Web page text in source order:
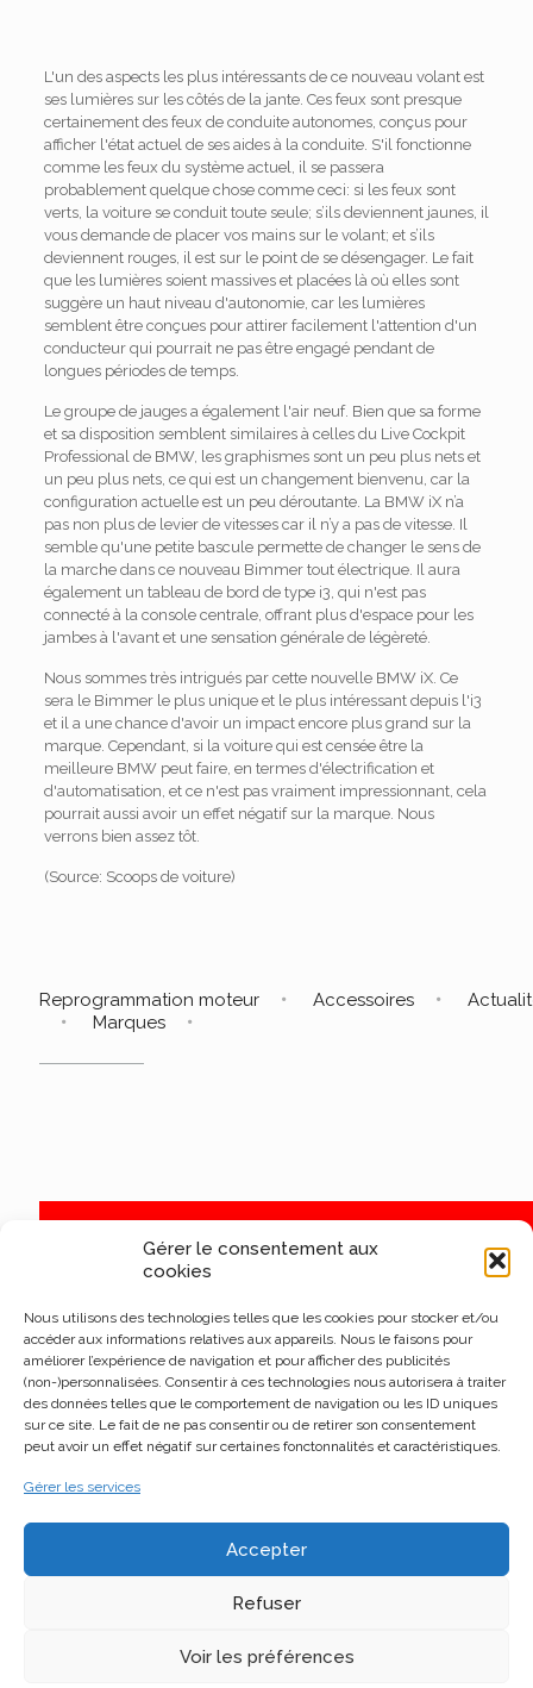
Gérer le consentement aux
cookies
Nous utilisons des technologies telles que les cookies pour stocker et/ou
accéder aux informations relatives aux appareils. Nous le faisons pour
améliorer l’expérience de navigation et pour afficher des publicités
(non-)personnalisées. Consentir à ces technologies nous autorisera à traiter
des données telles que le comportement de navigation ou les ID uniques
sur ce site. Le fait de ne pas consentir ou de retirer son consentement
peut avoir un effet négatif sur certaines fonctonnalités et caractéristiques.
Gérer les services
Accepter
Refuser
Voir les préférences
L'un des aspects les plus intéressants de ce nouveau volant est
ses lumières sur les côtés de la jante. Ces feux sont presque
certainement des feux de conduite autonomes, conçus pour
afficher l'état actuel de ses aides à la conduite. S'il fonctionne
comme les feux du système actuel, il se passera
probablement quelque chose comme ceci: si les feux sont
verts, la voiture se conduit toute seule; s’ils deviennent jaunes, il
vous demande de placer vos mains sur le volant; et s’ils
deviennent rouges, il est sur le point de se désengager. Le fait
que les lumières soient massives et placées là où elles sont
suggère un haut niveau d'autonomie, car les lumières
semblent être conçues pour attirer facilement l'attention d'un
conducteur qui pourrait ne pas être engagé pendant de
longues périodes de temps.
Le groupe de jauges a également l'air neuf. Bien que sa forme
et sa disposition semblent similaires à celles du Live Cockpit
Professional de BMW, les graphismes sont un peu plus nets et
un peu plus nets, ce qui est un changement bienvenu, car la
configuration actuelle est un peu déroutante. La BMW iX n’a
pas non plus de levier de vitesses car il n’y a pas de vitesse. Il
semble qu'une petite bascule permette de changer le sens de
la marche dans ce nouveau Bimmer tout électrique. Il aura
également un tableau de bord de type i3, qui n'est pas
connecté à la console centrale, offrant plus d'espace pour les
jambes à l'avant et une sensation générale de légèreté.
Nous sommes très intrigués par cette nouvelle BMW iX. Ce
sera le Bimmer le plus unique et le plus intéressant depuis l'i3
et il a une chance d'avoir un impact encore plus grand sur la
marque. Cependant, si la voiture qui est censée être la
meilleure BMW peut faire, en termes d'électrification et
d'automatisation, et ce n'est pas vraiment impressionnant, cela
pourrait aussi avoir un effet négatif sur la marque. Nous
verrons bien assez tôt.
(Source: Scoops de voiture)
Reprogrammation moteur Accessoires
Marques